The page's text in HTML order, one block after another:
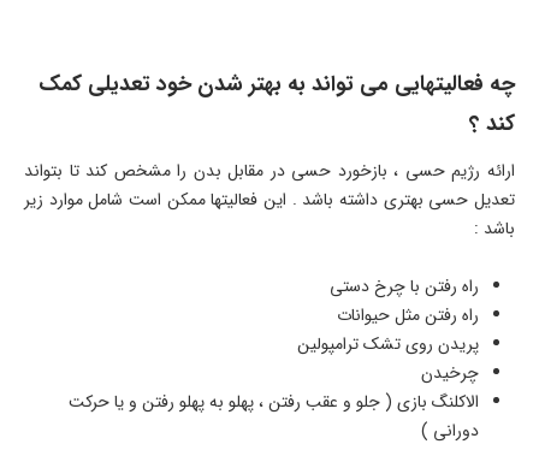
چه فعالیتهایی می تواند به بهتر شدن خود تعدیلی کمک
کند ؟
ارائه رژیم حسی ، بازخورد حسی در مقابل بدن را مشخص کند تا بتواند
تعدیل حسی بهتری داشته باشد . این فعالیتها ممکن است شامل موارد زیر
باشد :
راه رفتن با چرخ دستی
راه رفتن مثل حیوانات
پریدن روی تشک ترامپولین
چرخیدن
الاکلنگ بازی ( جلو و عقب رفتن ، پهلو به پهلو رفتن و یا حرکت
دورانی )